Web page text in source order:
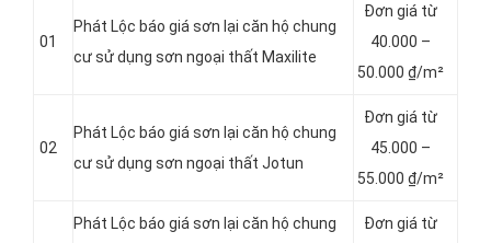
01
Phát Lộc báo giá sơn lại căn hộ chung
cư sử dụng sơn ngoại thất Maxilite
Đơn giá từ
40.000 –
50.000 ₫/m²
02
Phát Lộc báo giá sơn lại căn hộ chung
cư sử dụng sơn ngoại thất Jotun
Đơn giá từ
45.000 –
55.000 ₫/m²
Phát Lộc báo giá sơn lại căn hộ chung
Đơn giá từ